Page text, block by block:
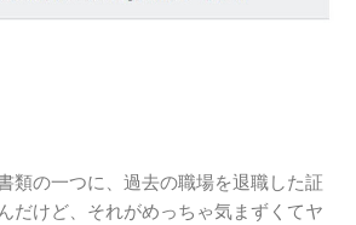
類の一つに、過去の職場を退職した証
だけど、それがめっちゃ気まずくてヤ